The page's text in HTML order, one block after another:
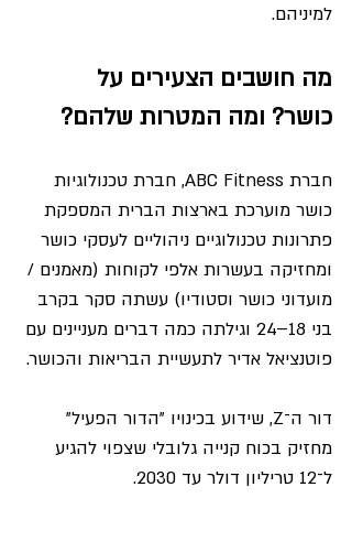
למיניהם.
מה חושבים הצעירים על
כושר? ומה המטרות שלהם?
חברת ABC Fitness, חברת טכנולוגיות
כושר מוערכת בארצות הברית המספקת
פתרונות טכנולוגיים ניהוליים לעסקי כושר
ומחזיקה בעשרות אלפי לקוחות (מאמנים /
מועדוני כושר וסטודיו) עשתה סקר בקרב
בני 18–24 וגילתה כמה דברים מעניינים עם
פוטנציאל אדיר לתעשיית הבריאות והכושר.
דור ה־Z, שידוע בכינויו "הדור הפעיל"
מחזיק בכוח קנייה גלובלי שצפוי להגיע
ל־12 טריליון דולר עד 2030.